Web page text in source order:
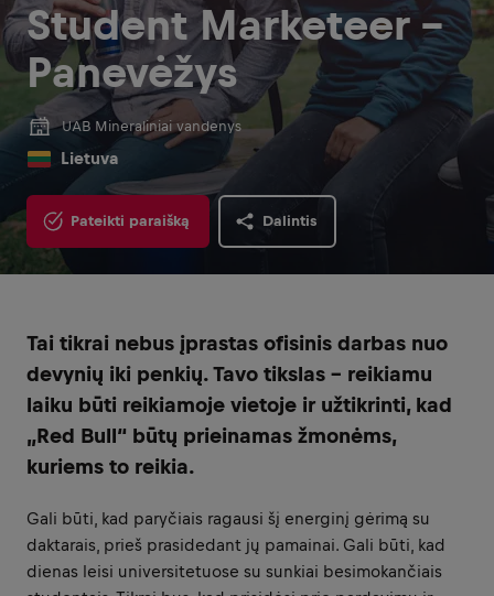
Student Marketeer -
Panevėžys
UAB Mineraliniai vandenys
Lietuva
Pateikti paraišką Dalintis
Tai tikrai nebus įprastas ofisinis darbas nuo
devynių iki penkių. Tavo tikslas – reikiamu
laiku būti reikiamoje vietoje ir užtikrinti, kad
„Red Bull“ būtų prieinamas žmonėms,
kuriems to reikia.
Gali būti, kad paryčiais ragausi šį energinį gėrimą su
daktarais, prieš prasidedant jų pamainai. Gali būti, kad
dienas leisi universitetuose su sunkiai besimokančiais